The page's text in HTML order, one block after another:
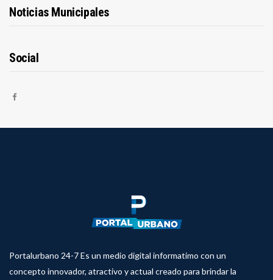
Noticias Municipales
Social
Portalurbano 24-7 Es un medio digital informatimo con un
concepto innovador, atractivo y actual creado para brindar la